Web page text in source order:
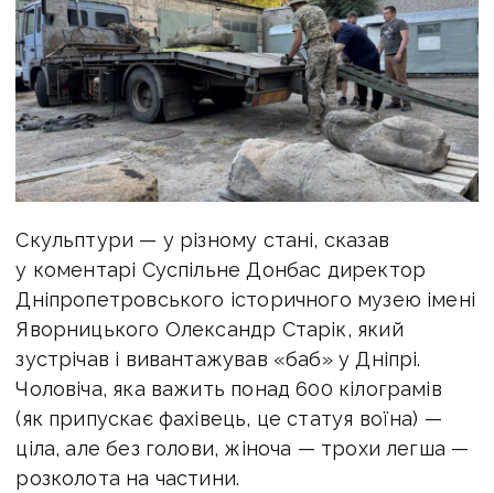
Скульптури — у різному стані, сказав
у коментарі Суспільне Донбас директор
Дніпропетровського історичного музею імені
Яворницького Олександр Старік, який
зустрічав і вивантажував «баб» у Дніпрі.
Чоловіча, яка важить понад 600 кілограмів
(як припускає фахівець, це статуя воїна) —
ціла, але без голови, жіноча — трохи легша —
розколота на частини.